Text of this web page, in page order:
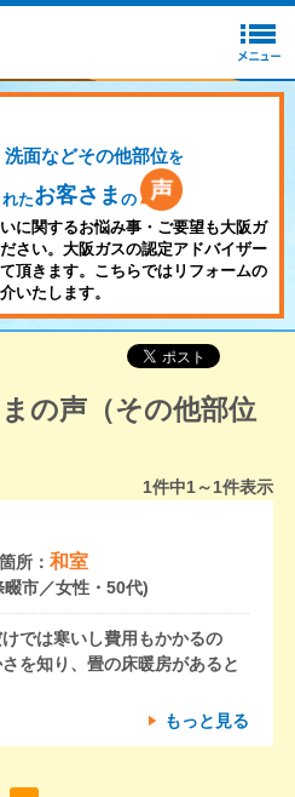
面などその他部位を
たお客さま の
に関するお悩み事・ご要望も大阪ガ
さい。大阪ガスの認定アドバイザー
頂きます。こちらではリフォームの
いたします。
の声（その他部位
1件中1～1件表示
所： 和室
市／女性・50代)
では寒いし費用もかかるの
を知り、畳の床暖房があると
もっと見る